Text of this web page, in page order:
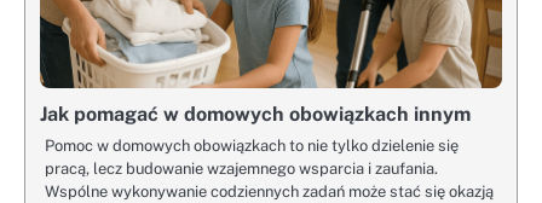
Jak pomagać w domowych obowiązkach innym
Pomoc w domowych obowiązkach to nie tylko dzielenie się
pracą, lecz budowanie wzajemnego wsparcia i zaufania.
Wspólne wykonywanie codziennych zadań może stać się okazją